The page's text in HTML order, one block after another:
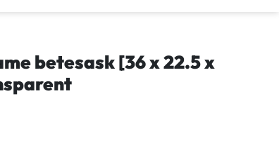
betesask [36 x 22.5 x